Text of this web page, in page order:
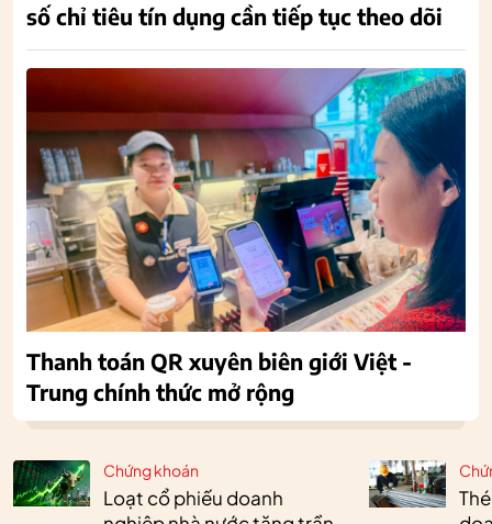
Chứng khoán
Loạt cổ phiếu doanh
số chỉ tiêu tín dụng cần tiếp tục theo dõi
Thanh toán QR xuyên biên giới Việt -
Trung chính thức mở rộng